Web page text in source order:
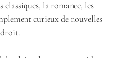
classiques, la romance, les
curieux de nouvelles